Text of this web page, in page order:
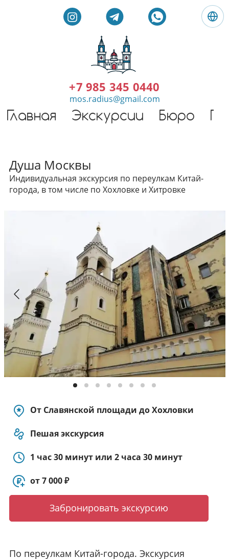
И
н
д
и
в
и
н
ы
р
с
и
и
о
М
о
с
к
в
.
п
к
в
Р
Я
с
+7 985 345 0440
mos.radius@gmail.com
Главная Экскурсии Бюро
Индивидуальные
Душа Москвы
Индивидуальная экскурсия по переулкам Китай-
города, в том числе по Хохловке и Хитровке
От Славянской площади до Хохловки
Пешая экскурсия
1 час 30 минут или 2 часа 30 минут
от 7 000 ₽
Забронировать экскурсию
По переулкам Китай-города. Экскурсия